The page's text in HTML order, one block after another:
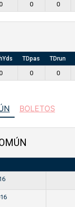
0 0
TDpas TDrun
0 0
BOLETOS